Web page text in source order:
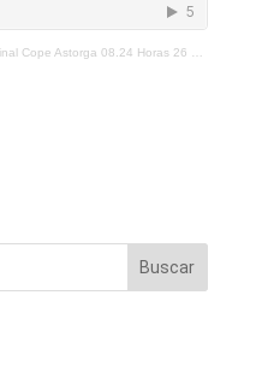
Astorga 08.24 Horas 26 de Noviembre 2021